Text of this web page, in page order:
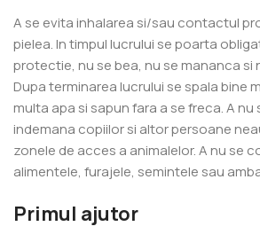
A se evita inhalarea si/sau contactul
pielea. In timpul lucrului se poarta
protectie, nu se bea, nu se mananca si
Dupa terminarea lucrului se spala bine
multa apa si sapun fara a se freca. A nu
indemana copiilor si altor persoane
zonele de acces a animalelor. A nu se
alimentele, furajele, semintele sau
Primul ajutor